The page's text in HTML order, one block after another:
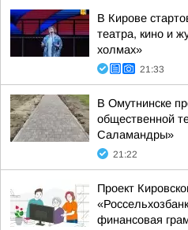
В Кирове
театра, кино и
холмах»
21:33
В Омутнинске
общественной
Саламандры»
21:22
Проект
финансовая